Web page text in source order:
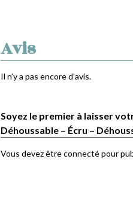
Avis
Il n’y a pas encore d’avis.
Soyez le premier à laisser
Déhoussable – Écru –
Vous devez êtreconnectépour